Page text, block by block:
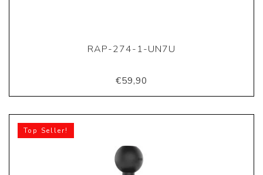
RAP-274-1-UN7U
€59,90
Top Seller!